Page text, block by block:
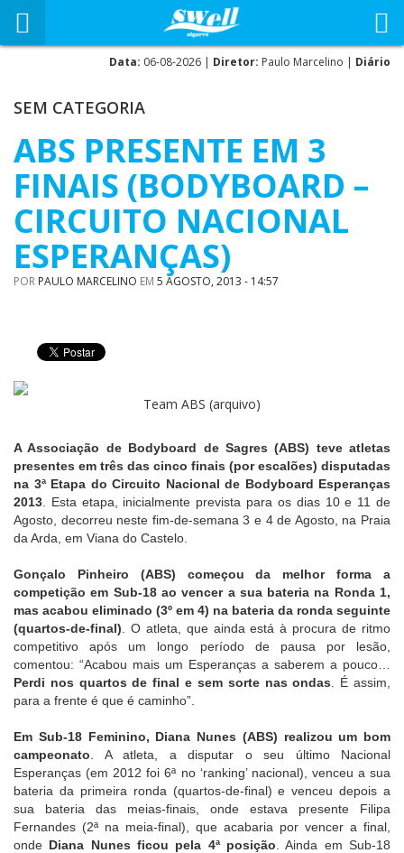
Data: 06-08-2026 | Diretor: Paulo Marcelino | Diário
SEM CATEGORIA
ABS PRESENTE EM 3
FINAIS (BODYBOARD –
CIRCUITO NACIONAL
ESPERANÇAS)
POR PAULO MARCELINO EM 5 AGOSTO, 2013 - 14:57
Team ABS (arquivo)
A Associação de Bodyboard de Sagres (ABS) teve atletas
presentes em três das cinco finais (por escalões) disputadas
na 3ª Etapa do Circuito Nacional de Bodyboard Esperanças
2013 . Esta etapa, inicialmente prevista para os dias 10 e 11 de
Agosto, decorreu neste fim-de-semana 3 e 4 de Agosto, na Praia
da Arda, em Viana do Castelo.
Gonçalo Pinheiro (ABS) começou da melhor forma a
competição em Sub-18 ao vencer a sua bateria na Ronda 1,
mas acabou eliminado (3º em 4) na bateria da ronda seguinte
(quartos-de-final) . O atleta, que ainda está à procura de ritmo
competitivo após um longo período de pausa por lesão,
comentou: “Acabou mais um Esperanças a saberem a pouco…
Perdi nos quartos de final e sem sorte nas ondas . É assim,
para a frente é que é caminho”.
Em Sub-18 Feminino, Diana Nunes (ABS) realizou um bom
campeonato . A atleta, a disputar o seu último Nacional
Esperanças (em 2012 foi 6ª no ‘ranking’ nacional), venceu a sua
bateria da primeira ronda (quartos-de-final) e venceu depois a
sua bateria das meias-finais, onde estava presente Filipa
Fernandes (2ª na meia-final), que acabaria por vencer a final,
onde Diana Nunes ficou pela 4ª posição . Ainda em Sub-18